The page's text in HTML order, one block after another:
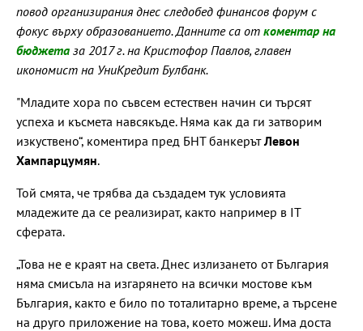
повод организирания днес следобед финансов форум с
фокус върху образованието. Данните са от коментар на
бюджета за 2017 г. на Кристофор Павлов, главен
икономист на УниКредит Булбанк.
"Младите хора по съвсем естествен начин си търсят
успеха и късмета навсякъде. Няма как да ги затворим
изкуствено“, коментира пред БНТ банкерътЛевон
Хампарцумян.
Той смята, че трябва да създадем тук условията
младежите да се реализират, както например в IT
сферата.
„Това не е краят на света. Днес излизането от България
няма смисъла на изгарянето на всички мостове към
България, както е било по тоталитарно време, а търсене
на друго приложение на това, което можеш. Има доста